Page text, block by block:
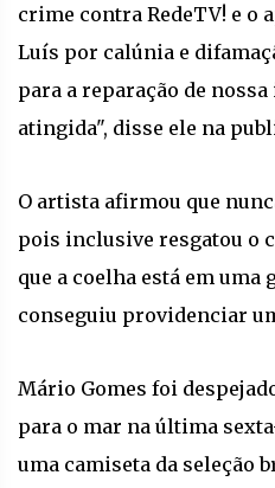
crime contra RedeTV! e o
Luís por calúnia e
para a reparação de
atingida", disse ele na
O artista afirmou que
pois inclusive resgatou o
que a coelha está em uma
conseguiu providenciar
Mário Gomes foi
para o mar na última
uma camiseta da seleção